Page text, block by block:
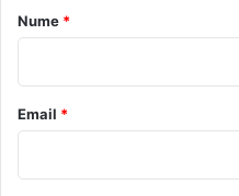
r
u
*
Nume *
Email *